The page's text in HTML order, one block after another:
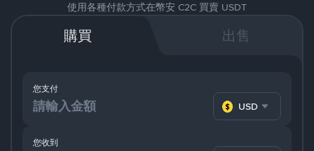
使用各種付款方式在幣安 C2C 買賣 USDT
購買 出售
您支付
USD
您收到